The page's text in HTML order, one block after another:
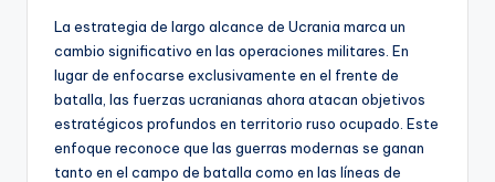
La estrategia de largo alcance de Ucrania marca un
cambio significativo en las operaciones militares. En
lugar de enfocarse exclusivamente en el frente de
batalla, las fuerzas ucranianas ahora atacan objetivos
estratégicos profundos en territorio ruso ocupado. Este
enfoque reconoce que las guerras modernas se ganan
tanto en el campo de batalla como en las líneas de